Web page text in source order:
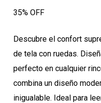
35% OFF
Descubre el confort
de tela con ruedas.
perfecto en cualquier
combina un diseño
inigualable. Ideal para